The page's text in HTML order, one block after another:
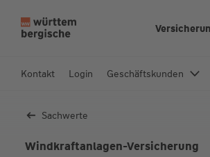
InKontakt Login Geschäftskunden
Sachwerte
Windkraft­anlagen-Versicherung